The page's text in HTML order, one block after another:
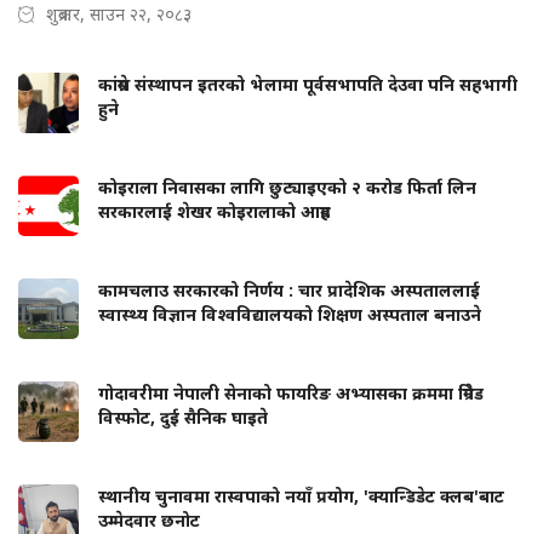
शुक्रबार, साउन २२, २०८३
कांग्रेस संस्थापन इतरको भेलामा पूर्वसभापति देउवा पनि सहभागी
हुने
कोइराला निवासका लागि छुट्याइएको २ करोड फिर्ता लिन
सरकारलाई शेखर कोइरालाको आग्रह
कामचलाउ सरकारको निर्णय : चार प्रादेशिक अस्पताललाई
स्वास्थ्य विज्ञान विश्वविद्यालयको शिक्षण अस्पताल बनाउने
गोदावरीमा नेपाली सेनाको फायरिङ अभ्यासका क्रममा ग्रिनेड
विस्फोट, दुई सैनिक घाइते
स्थानीय चुनावमा रास्वपाको नयाँ प्रयोग, 'क्यान्डिडेट क्लब'बाट
उम्मेदवार छनोट